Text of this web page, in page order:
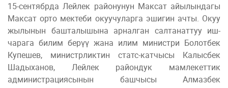
15-сентябрда Лейлек районунун Максат айылындагы
Максат орто мектеби окуучуларга эшигин ачты. Окуу
жылынын башталышына арналган салтанаттуу иш-
чарага билим берүү жана илим министри Болотбек
Купешев, министрликтин статс-катчысы Калысбек
Шадыханов, Лейлек райондук мамлекеттик
администрациясынын башчысы Алмазбек